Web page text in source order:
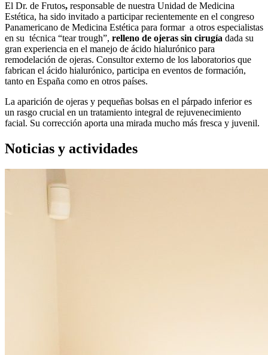
El Dr. de Frutos, responsable de nuestra Unidad de Medicina
Estética, ha sido invitado a participar recientemente en el congreso
Panamericano de Medicina Estética para formar a otros especialistas
en su técnica “tear trough”, relleno de ojeras sin cirugía dada su
gran experiencia en el manejo de ácido hialurónico para
remodelación de ojeras. Consultor externo de los laboratorios que
fabrican el ácido hialurónico, participa en eventos de formación,
tanto en España como en otros países.
La aparición de ojeras y pequeñas bolsas en el párpado inferior es
un rasgo crucial en un tratamiento integral de rejuvenecimiento
facial. Su corrección aporta una mirada mucho más fresca y juvenil.
Noticias y actividades